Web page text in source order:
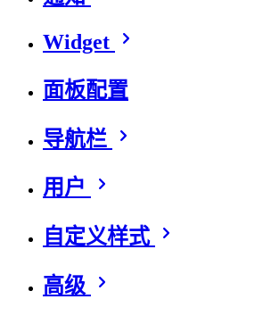
Widget
面板配置
导航栏
用户
自定义样式
高级